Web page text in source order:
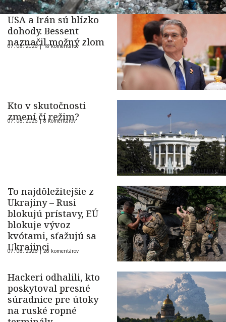
USA a Irán sú blízko
dohody. Bessent
naznačil možný zlom
07. 08. 2026 |18 komentárov
Kto v skutočnosti
zmení čí režim?
07. 08. 2026 |8 komentárov
To najdôležitejšie z
Ukrajiny – Rusi
blokujú prístavy, EÚ
blokuje vývoz
kvótami, sťažujú sa
Ukrajinci
07. 08. 2026 |26 komentárov
Hackeri odhalili, kto
poskytoval presné
súradnice pre útoky
na ruské ropné